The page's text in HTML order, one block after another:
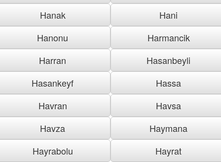
Hanak
Hani
Hanonu
Harmancik
Harran
Hasanbeyli
Hasankeyf
Hassa
Havran
Havsa
Havza
Haymana
Hayrabolu
Hayrat